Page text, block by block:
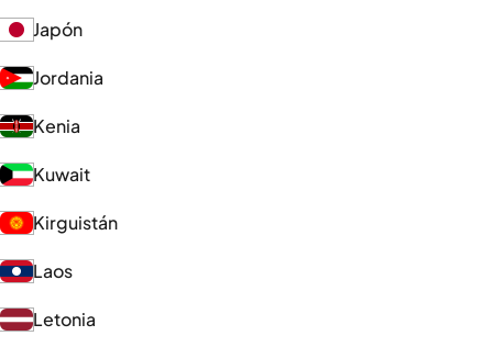
Japón
Jordania
Kenia
Kuwait
Kirguistán
Laos
Letonia